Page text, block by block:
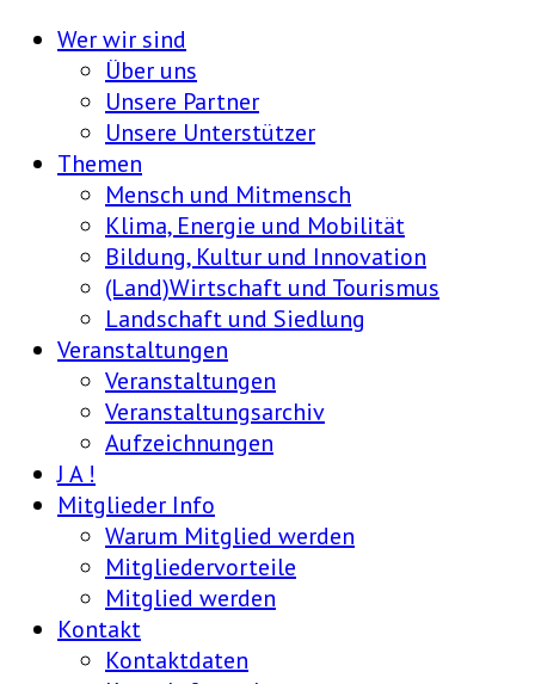
Wer wir sind
Über uns
Unsere Partner
Unsere Unterstützer
Themen
Mensch und Mitmensch
Klima, Energie und Mobilität
Bildung, Kultur und Innovation
(Land)Wirtschaft und Tourismus
Landschaft und Siedlung
Veranstaltungen
Veranstaltungen
Veranstaltungsarchiv
Aufzeichnungen
J A !
Mitglieder Info
Warum Mitglied werden
Mitgliedervorteile
Mitglied werden
Kontakt
Kontaktdaten